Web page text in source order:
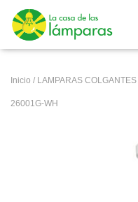
Inicio / LAMPARAS COLGANTES
26001G-WH